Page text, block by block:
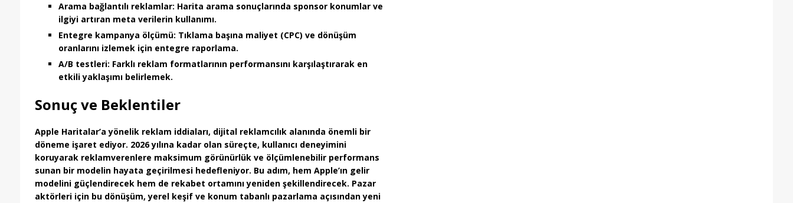
Arama bağlantılı reklamlar: Harita arama sonuçlarında sponsor konumlar ve
ilgiyi artıran meta verilerin kullanımı.
Entegre kampanya ölçümü: Tıklama başına maliyet (CPC) ve dönüşüm
oranlarını izlemek için entegre raporlama.
A/B testleri: Farklı reklam formatlarının performansını karşılaştırarak en
etkili yaklaşımı belirlemek.
Sonuç ve Beklentiler
Apple Haritalar’a yönelik reklam iddiaları, dijital reklamcılık alanında önemli bir
döneme işaret ediyor. 2026 yılına kadar olan süreçte, kullanıcı deneyimini
koruyarakreklamverenlere maksimum görünürlük ve ölçümlenebilir performans
sunan bir modelin hayata geçirilmesi hedefleniyor. Bu adım, hem Apple’ın gelir
modelini güçlendirecek hem de rekabet ortamını yeniden şekillendirecek. Pazar
aktörleri için bu dönüşüm,yerel keşifve konum tabanlı pazarlama açısından yeni